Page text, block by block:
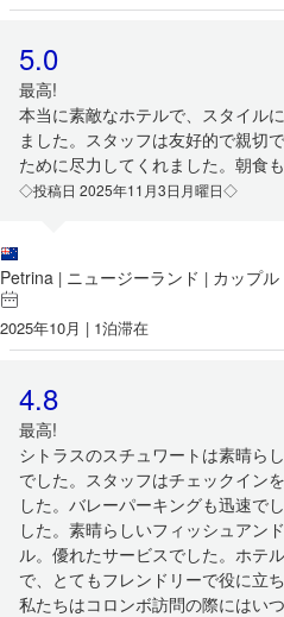
5.0
最高!
本当に素敵なホテルで、スタイル
ました。スタッフは友好的で親切
ために尽力してくれました。朝食
◇投稿日 2025年11月3日月曜日◇
Petrina | ニュージーランド | カップル
2025年10月 | 1泊滞在
4.8
最高!
シトラスのスチュワートは素晴ら
でした。スタッフはチェックイン
した。バレーパーキングも迅速で
した。素晴らしいフィッシュアン
ル。優れたサービスでした。ホテ
で、とてもフレンドリーで役に立
私たちはコロンボ訪問の際にはい